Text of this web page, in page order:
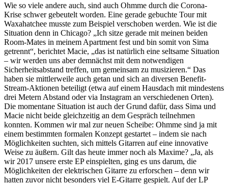
Wie so viele andere auch, sind auch Ohmme durch die Corona-
Krise schwer gebeutelt worden. Eine gerade gebuchte Tour mit
Waxahatchee musste zum Beispiel verschoben werden. Wie ist die
Situation denn in Chicago? „Ich sitze gerade mit meinen beiden
Room-Mates in meinem Apartment fest und bin somit von Sima
getrennt“, berichtet Macie, „das ist natürlich eine seltsame Situation
– wir werden uns aber demnächst mit dem notwendigen
Sicherheitsabstand treffen, um gemeinsam zu musizieren.“ Das
haben sie mittlerweile auch getan und sich an diversen Benefit-
Stream-Aktionen beteiligt (etwa auf einem Hausdach mit mindestens
drei Metern Abstand oder via Instagram an verschiedenen Orten).
Die momentane Situation ist auch der Grund dafür, dass Sima und
Macie nicht beide gleichzeitig an dem Gespräch teilnehmen
konnten. Kommen wir mal zur neuen Scheibe: Ohmme sind ja mit
einem bestimmten formalen Konzept gestartet – indem sie nach
Möglichkeiten suchten, sich mittels Gitarren auf eine innovative
Weise zu äußern. Gilt das heute immer noch als Maxime? „Ja, als
wir 2017 unsere erste EP einspielten, ging es uns darum, die
Möglichkeiten der elektrischen Gitarre zu erforschen – denn wir
hatten zuvor nicht besonders viel E-Gitarre gespielt. Auf der LP